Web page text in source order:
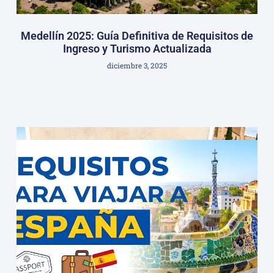
Medellín 2025: Guía Definitiva de Requisitos de
Ingreso y Turismo Actualizada
diciembre 3, 2025